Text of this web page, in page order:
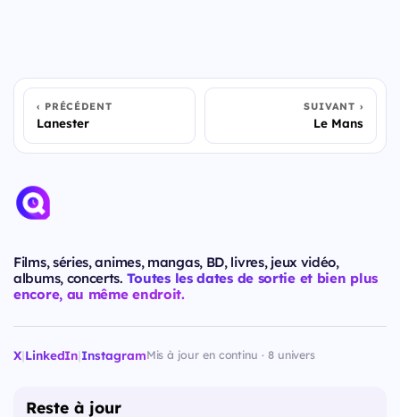
PRÉCÉDENT
Lanester
SUIVANT
Le Mans
Films, séries, animes, mangas, BD, livres, jeux vidéo,
albums, concerts. Toutes les dates de sortie et bien plus
encore, au même endroit.
X|LinkedIn|InstagramMis à jour en continu · 8 univers
Reste à jour